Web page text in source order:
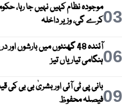
03موجودہ نظام کہیں نہیں جا رہا،
کرے گی، وزیر داخلہ
06
آئندہ 48 گھنٹوں میں بارشوں
ہنگامی تیاریاں تیز
09بانی پی ٹی آئی اور بشریٰ بی بی کی
فیصلہ محفوظ